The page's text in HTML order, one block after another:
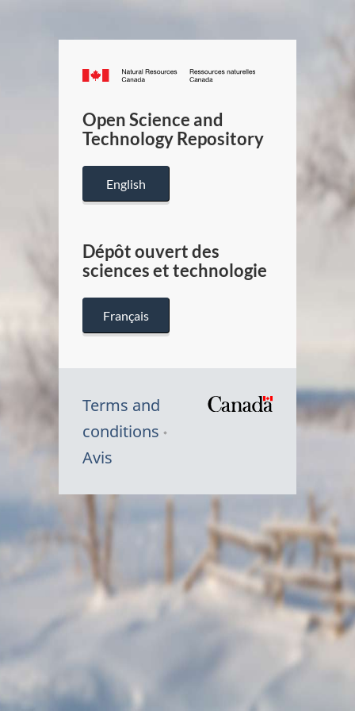
Canada.ca
/
Canada
Open Science and
Technology Repository
English
Dépôt ouvert des
sciences et technologie
Français
Terms and
conditions
Avis
Symbole
Canada